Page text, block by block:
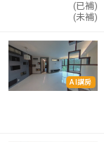
(已補)
(未補)
AI講房